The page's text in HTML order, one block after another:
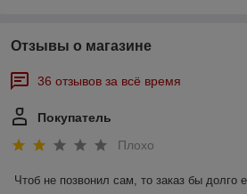
Отзывы о магазине
36 отзывов за всё время
Покупатель
Плохо
Чтоб не позвонил сам, то заказ бы долго